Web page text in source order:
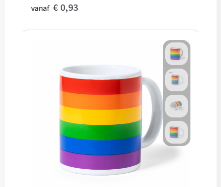
vanaf € 0,93